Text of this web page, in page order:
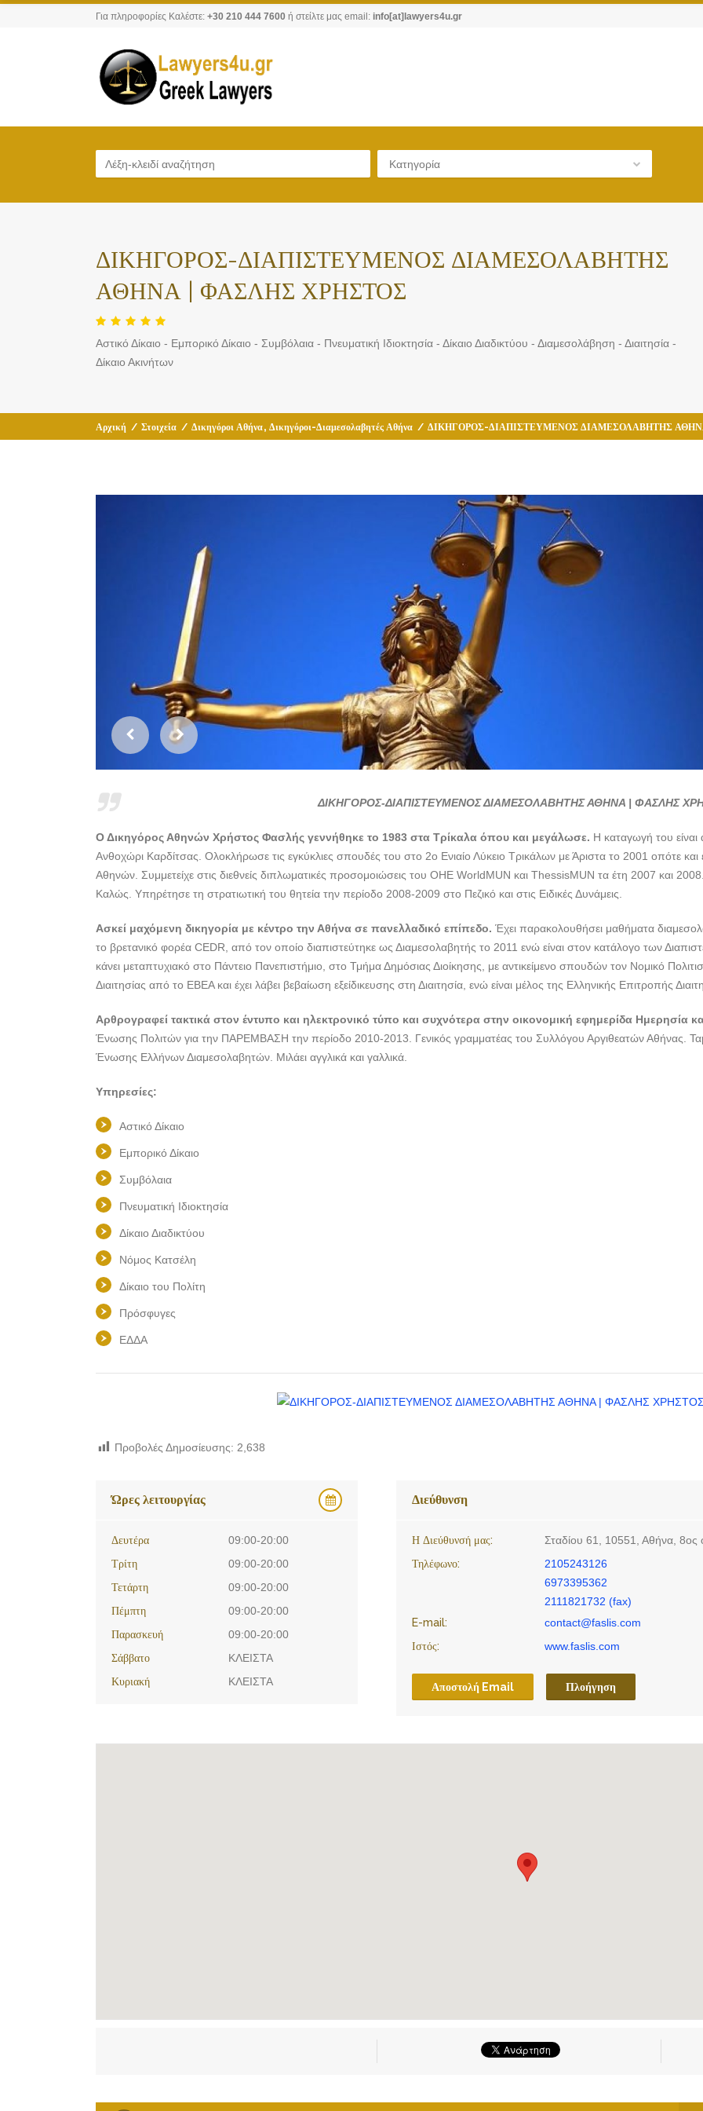
Για πληροφορίες Καλέστε: +30 210 444 7600 ή στείλτε μας email: info[at]lawyers4u.gr
Κατηγορία
ΔΙΚΗΓΟΡΟΣ-ΔΙΑΠΙΣΤΕΥΜΕΝΟΣ ΔΙΑΜΕΣΟΛΑΒΗΤΗΣ
ΑΘΗΝΑ | ΦΑΣΛΗΣ ΧΡΗΣΤΟΣ
Αστικό Δίκαιο - Εμπορικό Δίκαιο - Συμβόλαια - Πνευματική Ιδιοκτησία - Δίκαιο Διαδικτύου - Διαμεσολάβηση - Διαιτησία -
Δίκαιο Ακινήτων
Αρχική / Στοιχεία / Δικηγόροι Αθήνα, Δικηγόροι-Διαμεσολαβητές Αθήνα / ΔΙΚΗΓΟΡΟΣ-ΔΙΑΠΙΣΤΕΥΜΕΝΟΣ ΔΙΑΜΕΣΟΛΑΒΗΤΗΣ
ΔΙΚΗΓΟΡΟΣ-ΔΙΑΠΙΣΤΕΥΜΕΝΟΣ ΔΙΑΜΕΣΟΛΑΒΗΤΗΣ ΑΘΗΝΑ | ΦΑΣΛΗΣ
Ο Δικηγόρος Αθηνών Χρήστος Φασλής γεννήθηκε το 1983 στα Τρίκαλα όπου και μεγάλωσε. Η καταγωγή του
Ανθοχώρι Καρδίτσας. Ολοκλήρωσε τις εγκύκλιες σπουδές του στο 2ο Ενιαίο Λύκειο Τρικάλων με Άριστα το 2001 οπότε
Αθηνών. Συμμετείχε στις διεθνείς διπλωματικές προσομοιώσεις του ΟΗΕ WorldMUN και ThessisMUN τα έτη 2007 και
Καλώς. Υπηρέτησε τη στρατιωτική του θητεία την περίοδο 2008-2009 στο Πεζικό και στις Ειδικές Δυνάμεις.
Ασκεί μαχόμενη δικηγορία με κέντρο την Αθήνα σε πανελλαδικό επίπεδο. Έχει παρακολουθήσει μαθήματα
το βρετανικό φορέα CEDR, από τον οποίο διαπιστεύτηκε ως Διαμεσολαβητής το 2011 ενώ είναι στον κατάλογο των
κάνει μεταπτυχιακό στο Πάντειο Πανεπιστήμιο, στο Τμήμα Δημόσιας Διοίκησης, με αντικείμενο σπουδών τον Νομικό
Διαιτησίας από το ΕΒΕΑ και έχει λάβει βεβαίωση εξείδικευσης στη Διαιτησία, ενώ είναι μέλος της Ελληνικής Επιτροπής
Αρθρογραφεί τακτικά στον έντυπο και ηλεκτρονικό τύπο και συχνότερα στην οικονομική εφημερίδα Ημερησία
Ένωσης Πολιτών για την ΠΑΡΕΜΒΑΣΗ την περίοδο 2010-2013. Γενικός γραμματέας του Συλλόγου Αργιθεατών Αθήνας.
Ένωσης Ελλήνων Διαμεσολαβητών. Μιλάει αγγλικά και γαλλικά.
Υπηρεσίες:
Αστικό Δίκαιο
Εμπορικό Δίκαιο
Συμβόλαια
Πνευματική Ιδιοκτησία
Δίκαιο Διαδικτύου
Νόμος Κατσέλη
Δίκαιο του Πολίτη
Πρόσφυγες
ΕΔΔΑ
Προβολές Δημοσίευσης: 2,638
Ώρες λειτουργίας
Δευτέρα
09:00-20:00
Τρίτη
09:00-20:00
Τετάρτη
09:00-20:00
Πέμπτη
09:00-20:00
Παρασκευή
09:00-20:00
Σάββατο
ΚΛΕΙΣΤΑ
Κυριακή
ΚΛΕΙΣΤΑ
Διεύθυνση
Η Διεύθυνσή μας:
Σταδίου 61, 10551, Αθήνα, 8ος
Τηλέφωνο:
2105243126
6973395362
2111821732 (fax)
E-mail:
contact@faslis.com
Ιστός:
www.faslis.com
Αποστολή Email Πλοήγηση